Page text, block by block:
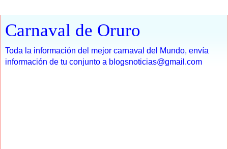
Carnaval de Oruro
Toda la información del mejor carnaval del Mundo, envía
información de tu conjunto a blogsnoticias@gmail.com